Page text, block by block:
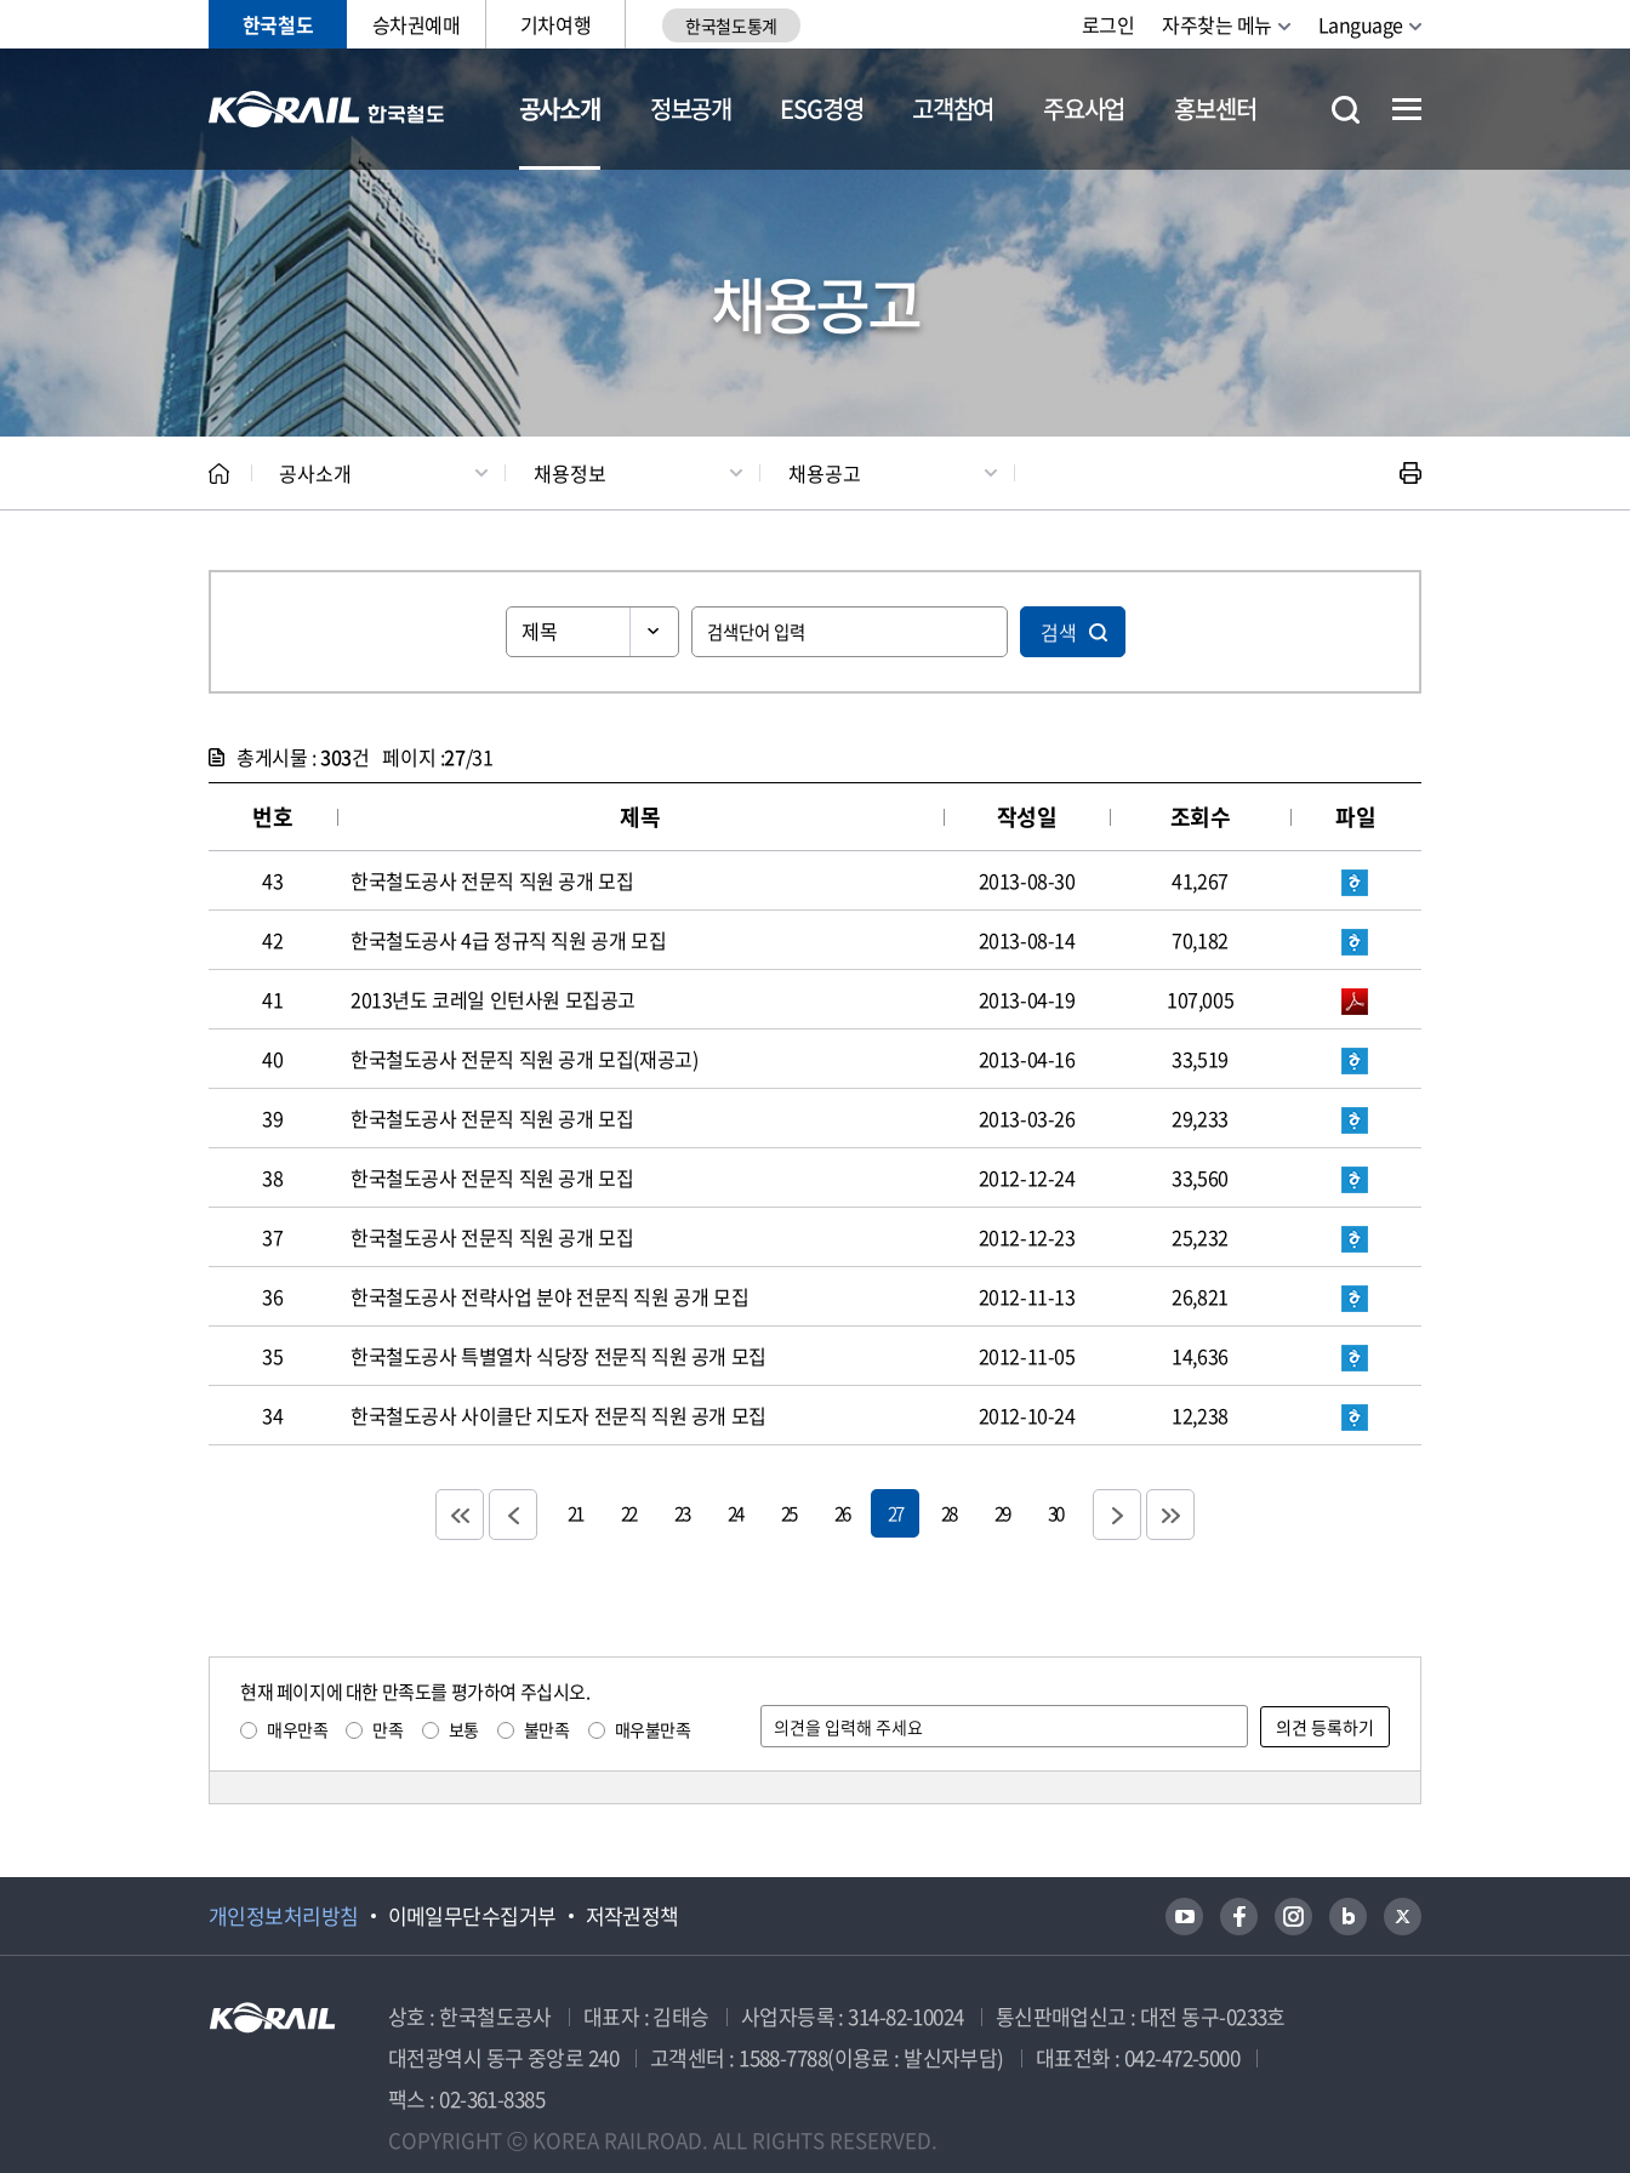
한국철도 승차권예매 기차여행 한국철도통계 로그인 자주찾는 메뉴 Language
공사소개
CEO 일반현황 채용정보
정보공개 ESG경영 고객참여 주요사업 홍보센터
채용공고
공사소개 채용정보 채용공고
검색
총게시물 :303건 페이지 :27/31
번호 제목 작성일 조회수 파일
43 한국철도공사 전문직 직원 공개 모집 2013-08-30 41,267
42 한국철도공사 4급 정규직 직원 공개 모집 2013-08-14 70,182
41 2013년도 코레일 인턴사원 모집공고 2013-04-19 107,005
40 한국철도공사 전문직 직원 공개 모집(재공고) 2013-04-16 33,519
39 한국철도공사 전문직 직원 공개 모집 2013-03-26 29,233
38 한국철도공사 전문직 직원 공개 모집 2012-12-24 33,560
37 한국철도공사 전문직 직원 공개 모집 2012-12-23 25,232
36 한국철도공사 전략사업 분야 전문직 직원 공개 모집 2012-11-13 26,821
35 한국철도공사 특별열차 식당장 전문직 직원 공개 모집 2012-11-05 14,636
34 한국철도공사 사이클단 지도자 전문직 직원 공개 모집 2012-10-24 12,238
21 22 23 24 25 26 27 28 29 30
현재 페이지에 대한 만족도를 평가하여 주십시오.
매우만족 만족 보통 불만족 매우불만족
개인정보처리방침 이메일무단수집거부 저작권정책
상호 : 한국철도공사 대표자 : 김태승 사업자등록 : 314-82-10024
통신판매업신고 : 대전 동구-0233호
대전광역시 동구 중앙로 240
고객센터 : 1588-7788(이용료 : 발신자부담)
대표전화 : 042-472-5000
팩스 : 02-361-8385
COPYRIGHT ⓒ KOREA RAILROAD. ALL RIGHTS RESERVED.